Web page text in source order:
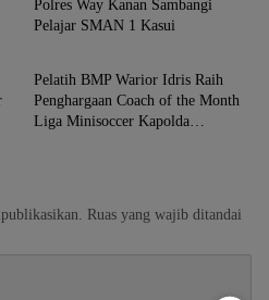
Polres Way Kanan Sambangi
Pelajar SMAN 1 Kasui
Daerah
Pelatih BMP Warior Idris Raih
Penghargaan Coach of the Month
Liga Minisoccer Kapolda
Ruas yang wajib ditandai